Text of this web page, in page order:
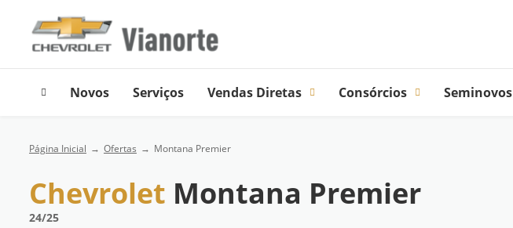
Novos Serviços Vendas Diretas Consórcios Seminovos
Página Inicial Ofertas Montana Premier
Chevrolet Montana Premier
24/25